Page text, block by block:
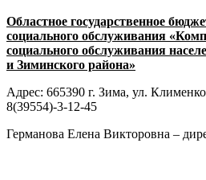
Областное государственное
социального обслуживания
социального обслуживания
и Зиминского района»
Адрес: 665390 г. Зима, ул.
8(39554)-3-12-45
Германова Елена Викторовна –